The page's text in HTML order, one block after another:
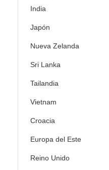
India
Japón
Nueva Zelanda
Sri Lanka
Tailandia
Vietnam
Croacia
Europa del Este
Reino Unido